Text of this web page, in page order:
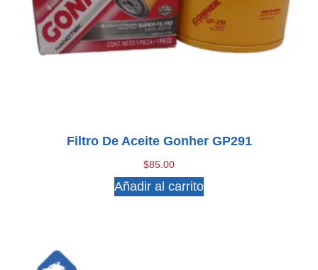
Filtro De Aceite Gonher GP291
$85.00
Añadir al carrito